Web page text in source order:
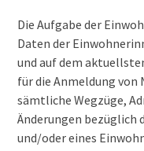
Die Aufgabe der
Daten der
und auf dem
für die Anmeldung von
sämtliche Wegzüge,
Änderungen bezüglich
und/oder eines